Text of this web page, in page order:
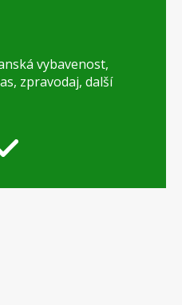
vybavenost,
zpravodaj, další